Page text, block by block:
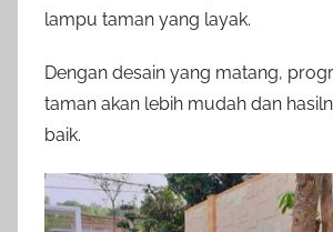
lampu taman yang layak.
Dengan desain yang matang,
taman akan lebih mudah dan
baik.